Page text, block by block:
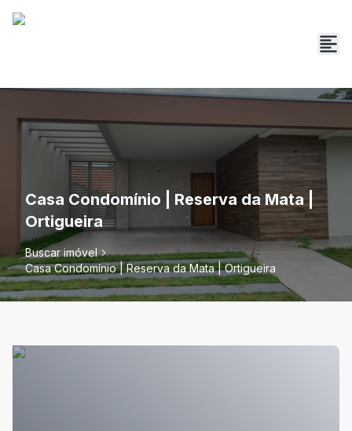
Casa Condomínio | Reserva da Mata |
Ortigueira
Buscar imóvel
Casa Condomínio | Reserva da Mata | Ortigueira